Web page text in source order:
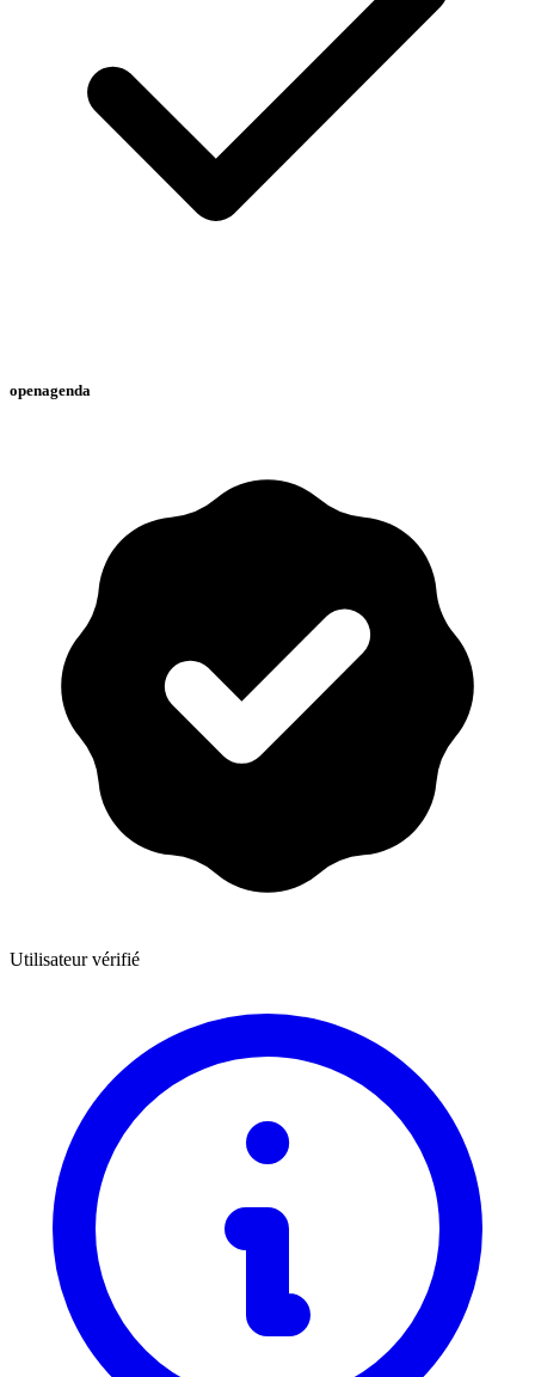
openagenda
Utilisateur vérifié